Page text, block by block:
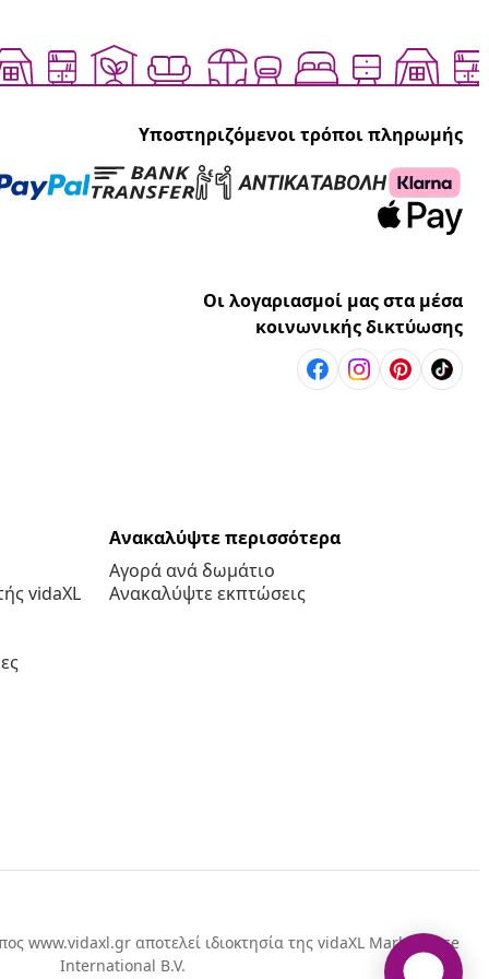
Υποστηριζόμενοι τρόποι πληρωμής
Οι λογαριασμοί μας στα μέσα
κοινωνικής δικτύωσης
vidaXL
Ανακαλύψτε περισσότερα
Αγορά ανά δωμάτιο
Ανακαλύψτε εκπτώσεις
www.vidaxl.gr αποτελεί ιδιοκτησία της vidaXL Marketplace
International B.V.